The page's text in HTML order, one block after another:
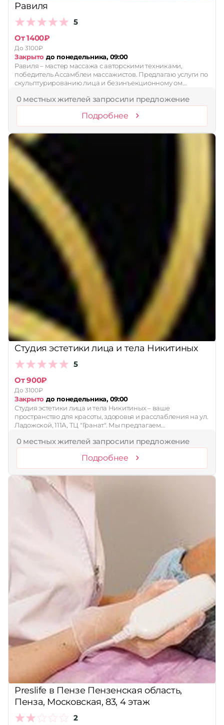
Равиля
5
От 1400₽
До 3100₽
Закрыто до понедельника, 09:00
Равиля – мастер массажа с авторскими техниками,
победитель Ассамблеи массажистов. Предлагаю услуги по
скульптурированию лица и безинъекционному ом…
0 местных жителей запросили предложение
Подробнее
Студия эстетики лица и тела Никитиных
5
От 900₽
До 3100₽
Закрыто до понедельника, 09:00
Студия эстетики лица и тела Никитиных – ваше
пространство для красоты, здоровья и расслабления на ул.
Ладожской, 111А, ТЦ "Гранат". Мы предлагаем…
0 местных жителей запросили предложение
Подробнее
Preslife в Пензе Пензенская область,
Пенза, Московская, 83, 4 этаж
2